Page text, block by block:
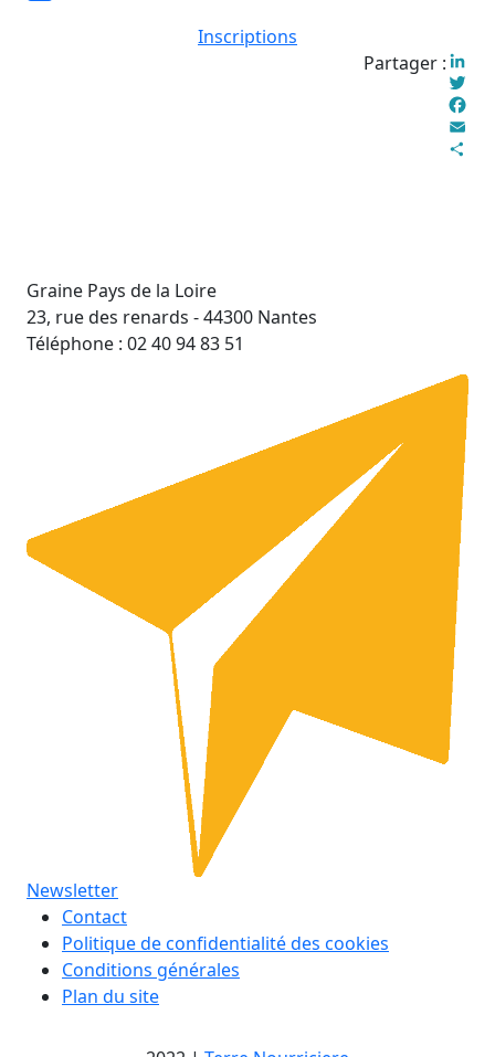
Inscriptions
Partager :
Email
Graine Pays de la Loire
23, rue des renards - 44300 Nantes
Téléphone : 02 40 94 83 51
Newsletter
Contact
Politique de confidentialité des cookies
Conditions générales
Plan du site